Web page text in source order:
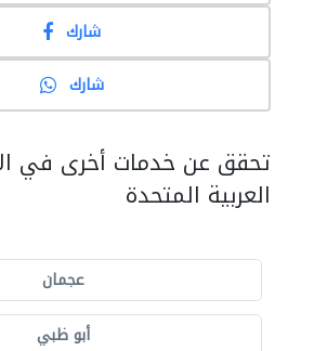
شارك
شارك
تحقق عن خدمات أخرى في
العربية المتحدة
عجمان
أبو ظبي